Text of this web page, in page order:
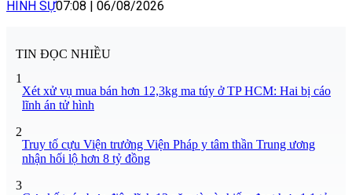
HÌNH SỰ07:08 06/08/2026
TIN ĐỌC NHIỀU
1
Xét xử vụ mua bán hơn 12,3kg ma túy ở TP HCM: Hai bị cáo
lĩnh án tử hình
2
Truy tố cựu Viện trưởng Viện Pháp y tâm thần Trung ương
nhận hối lộ hơn 8 tỷ đồng
3